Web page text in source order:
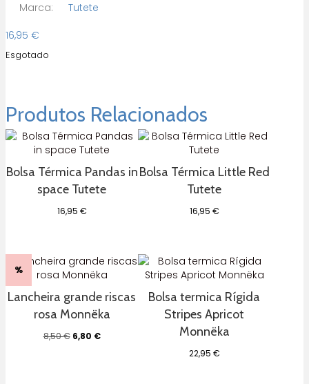
Marca:
Tutete
16,95 €
Esgotado
Produtos Relacionados
Bolsa Térmica Pandas in
space Tutete
16,95 €
Bolsa Térmica Little Red
Tutete
16,95 €
%
Lancheira grande riscas
rosa Monnëka
8,50€ O
6,80 €O
Bolsa termica Rígida
Stripes Apricot
Monnëka
22,95 €